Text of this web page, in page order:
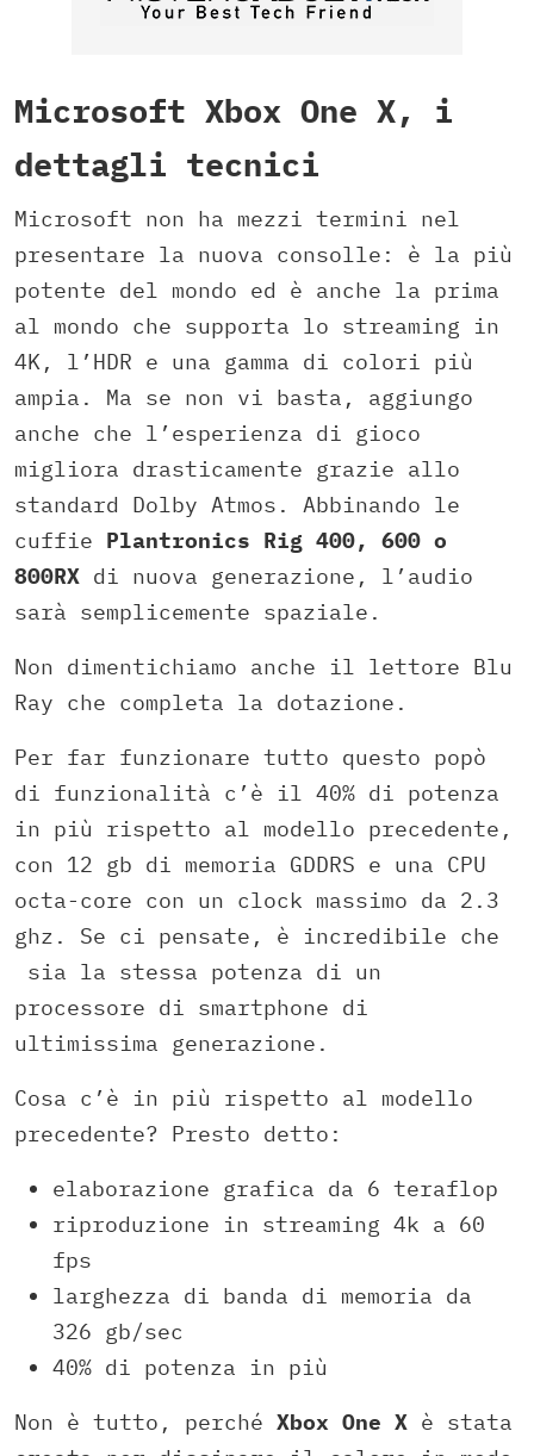
Microsoft Xbox One X, i
dettagli tecnici
Microsoft non ha mezzi termini nel
presentare la nuova consolle: è la più
potente del mondo ed è anche la prima
al mondo che supporta lo streaming in
4K, l’HDR e una gamma di colori più
ampia. Ma se non vi basta, aggiungo
anche che l’esperienza di gioco
migliora drasticamente grazie allo
standard Dolby Atmos. Abbinando le
cuffie Plantronics Rig 400, 600 o
800RX di nuova generazione, l’audio
sarà semplicemente spaziale.
Non dimentichiamo anche il lettore Blu
Ray che completa la dotazione.
Per far funzionare tutto questo popò
di funzionalità c’è il 40% di potenza
in più rispetto al modello precedente,
con 12 gb di memoria GDDRS e una CPU
octa-core con un clock massimo da 2.3
ghz. Se ci pensate, è incredibile che
sia la stessa potenza di un
processore di smartphone di
ultimissima generazione.
Cosa c’è in più rispetto al modello
precedente? Presto detto:
elaborazione grafica da 6 teraflop
riproduzione in streaming 4k a 60
fps
larghezza di banda di memoria da
326 gb/sec
40% di potenza in più
Non è tutto, perché Xbox One X è stata